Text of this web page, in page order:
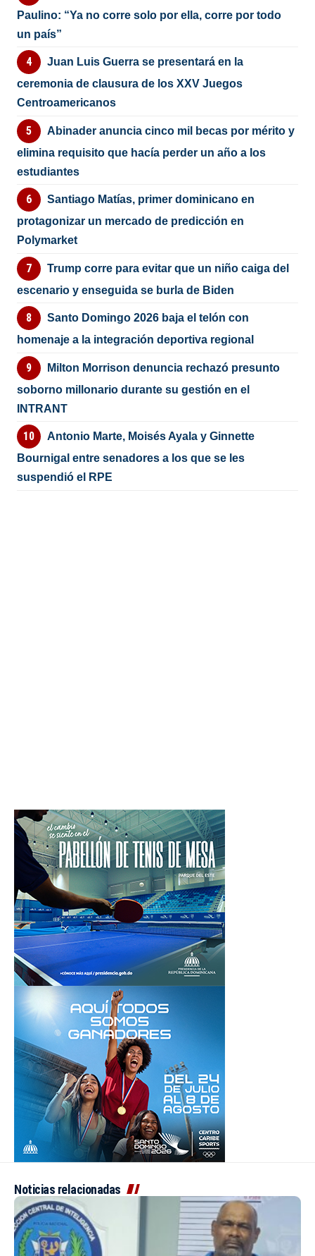
Paulino: “Ya no corre solo por ella, corre por todo
un país”
Juan Luis Guerra se presentará en la
ceremonia de clausura de los XXV Juegos
Centroamericanos
Abinader anuncia cinco mil becas por mérito y
elimina requisito que hacía perder un año a los
estudiantes
Santiago Matías, primer dominicano en
protagonizar un mercado de predicción en
Polymarket
Trump corre para evitar que un niño caiga del
escenario y enseguida se burla de Biden
Santo Domingo 2026 baja el telón con
homenaje a la integración deportiva regional
Milton Morrison denuncia rechazó presunto
soborno millonario durante su gestión en el
INTRANT
Antonio Marte, Moisés Ayala y Ginnette
Bournigal entre senadores a los que se les
suspendió el RPE
Noticias relacionadas